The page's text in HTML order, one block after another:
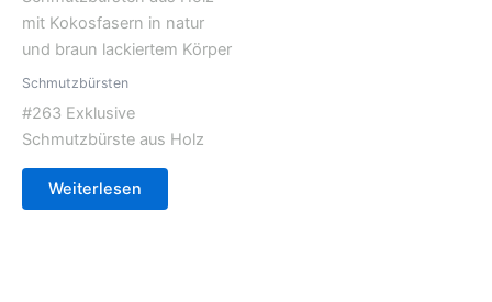
Schmutzbürsten
#263 Exklusive
Schmutzbürste aus Holz
Weiterlesen